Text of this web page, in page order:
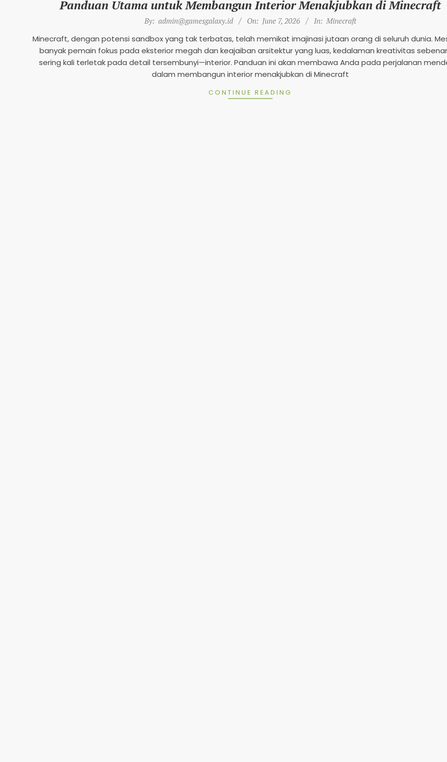
e
g
e
n
d
s
M
Panduan Utama untuk Membangun Interior Menakjubkan di Minecraft
07
By: admin@gamesgalaxy.id On: June 7, 2026 In: Minecraft
Minecraft, dengan potensi sandbox yang tak terbatas, telah memikat imajinasi jutaan orang di seluruh dunia.
banyak pemain fokus pada eksterior megah dan keajaiban arsitektur yang luas, kedalaman kreativitas
sering kali terletak pada detail tersembunyi—interior. Panduan ini akan membawa Anda pada perjalanan
dalam membangun interior menakjubkan di Minecraft
CONTINUE READING